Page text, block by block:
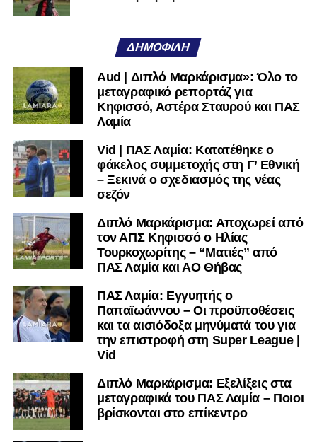
Ακολουθήστε το
υπόλοιπο κόσμο. Ακολουθήστε το lamiara.gr στο
Twitterκαι στοInstagram
μαθαίνετε σε χρόνο dt όλα τα νέα.
ΔΗΜΟΦΙΛΉ
Aud | Διπλό Μαρκάρισμα»: Όλο το
μεταγραφικό ρεπορτάζ για
Κηφισσό, Αστέρα Σταυρού και ΠΑΣ
Λαμία
Vid | ΠΑΣ Λαμία: Κατατέθηκε ο
φάκελος συμμετοχής στη Γ’ Εθνική
– Ξεκινά ο σχεδιασμός της νέας
σεζόν
Διπλό Μαρκάρισμα: Αποχωρεί από
τον ΑΠΣ Κηφισσό ο Ηλίας
Τουρκοχωρίτης – “Ματιές” από
ΠΑΣ Λαμία και ΑΟ Θήβας
ΠΑΣ Λαμία: Εγγυητής ο
Παπαϊωάννου – Οι προϋποθέσεις
και τα αισιόδοξα μηνύματά του για
την επιστροφή στη Super League |
Vid
Διπλό Μαρκάρισμα: Εξελίξεις στα
μεταγραφικά του ΠΑΣ Λαμία – Ποιοι
βρίσκονται στο επίκεντρο